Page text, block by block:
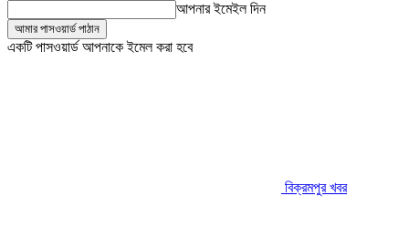
আপনার ইমেইল দিন
একটি পাসওয়ার্ড আপনাকে ইমেল করা হবে
বিক্রমপুর খবর